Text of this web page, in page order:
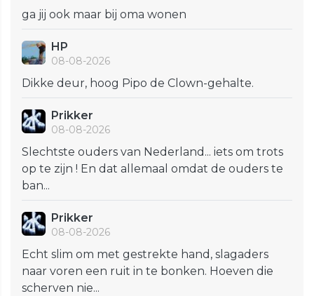
ga jij ook maar bij oma wonen
HP
08-08-2026
Dikke deur, hoog Pipo de Clown-gehalte.
Prikker
08-08-2026
Slechtste ouders van Nederland... iets om trots
op te zijn ! En dat allemaal omdat de ouders te
ban...
Prikker
08-08-2026
Echt slim om met gestrekte hand, slagaders
naar voren een ruit in te bonken. Hoeven die
scherven nie...